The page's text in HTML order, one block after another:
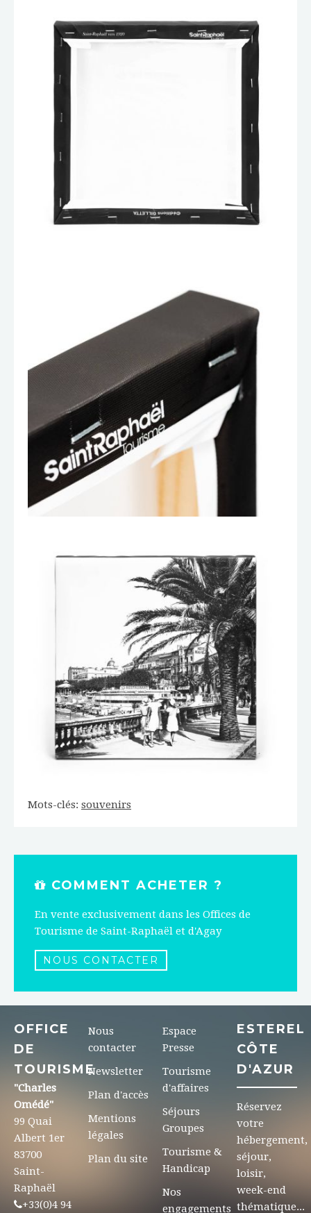
Mots-clés: souvenirs
COMMENT ACHETER ?
En vente exclusivement dans les Offices de
Tourisme de Saint-Raphaël et d'Agay
NOUS CONTACTER
OFFICE
DE
TOURISME
"Charles
Omédé"
99 Quai
Albert 1er
83700
Saint-
Raphaël
+33(0)4 94
Nous
contacter
Newsletter
Plan d'accès
Mentions
légales
Plan du site
Espace
Presse
Tourisme
d'affaires
Séjours
Groupes
Tourisme &
Handicap
Nos
engagements
ESTEREL
CÔTE
D'AZUR
Réservez
votre
hébergement,
séjour,
loisir,
week-end
thématique...